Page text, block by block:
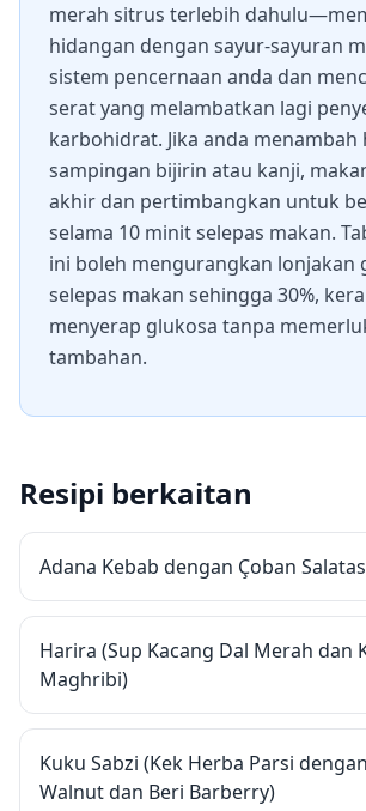
merah sitrus terlebih
hidangan dengan sayur-sayuran
sistem pencernaan anda dan
serat yang melambatkan lagi
karbohidrat. Jika anda menambah
sampingan bijirin atau kanji,
akhir dan pertimbangkan untuk
selama 10 minit selepas makan.
ini boleh mengurangkan lonjakan
selepas makan sehingga 30%,
menyerap glukosa tanpa
tambahan.
Resipi berkaitan
Adana Kebab dengan Çoban
Harira (Sup Kacang Dal Merah dan
Maghribi)
Kuku Sabzi (Kek Herba Parsi
Walnut dan Beri Barberry)